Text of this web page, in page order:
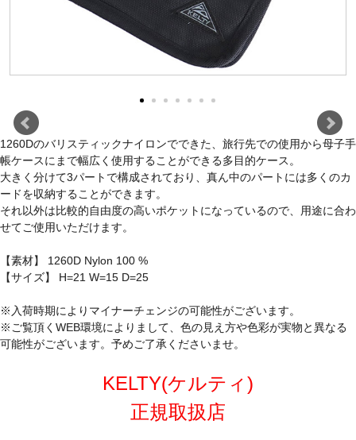
1260Dのバリスティックナイロンでできた、旅行先での使用から母子手
帳ケースにまで幅広く使用することができる多目的ケース。
大きく分けて3パートで構成されており、真ん中のパートには多くのカ
ードを収納することができます。
それ以外は比較的自由度の高いポケットになっているので、用途に合わ
せてご使用いただけます。
【素材】 1260D Nylon 100 %
【サイズ】 H=21 W=15 D=25
※入荷時期によりマイナーチェンジの可能性がございます。
※ご覧頂くWEB環境によりまして、色の見え方や色彩が実物と異なる
可能性がございます。予めご了承くださいませ。
KELTY(ケルティ)
正規取扱店